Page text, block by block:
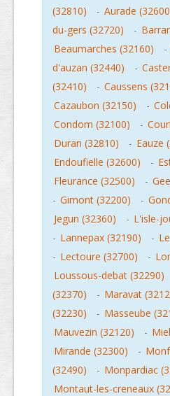
(32810)
- Aurade
du-gers (32720)
-
Beaumarches (32160)
-
d'auzan (32440)
-
(32410)
- Caussens
Cazaubon (32150)
-
Condom (32100)
-
Duran (32810)
- Eauze
Endoufielle (32600)
-
Fleurance (32500)
-
- Gimont (32200) -
Jegun (32360)
- L'isle-
- Lannepax (32190) -
- Lectoure (32700) -
Loussous-debat (32290)
(32370)
- Maravat
(32230)
- Masseube
Mauvezin (32120)
-
Mirande (32300)
-
(32490)
- Monpardiac
Montaut-les-creneaux